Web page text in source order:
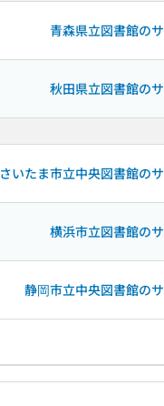
青森県立図書館の
秋田県立図書館の
さいたま市立中央図書館の
横浜市立図書館の
静岡市立中央図書館の